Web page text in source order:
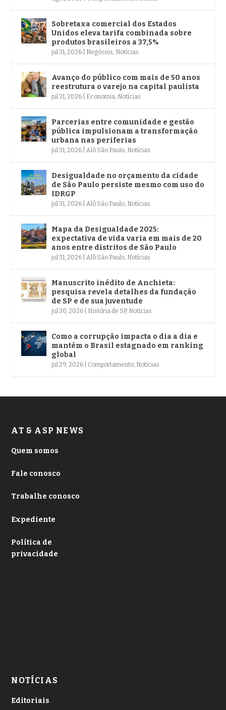
Sobretaxa comercial dos Estados
Unidos eleva tarifa combinada sobre
produtos brasileiros a 37,5%
jul 31, 2026 Negócios Notícias
Avanço do público com mais de 50 anos
reestrutura o varejo na capital paulista
jul 31, 2026 Economia Notícias
Parcerias entre comunidade e gestão
pública impulsionam a transformação
urbana nas periferias
jul 31, 2026 Alô São Paulo Notícias
Desigualdade no orçamento da cidade
de São Paulo persiste mesmo com uso do
IDRGP
jul 31, 2026 Alô São Paulo Notícias
Mapa da Desigualdade 2025:
expectativa de vida varia em mais de 20
anos entre distritos de São Paulo
jul 31, 2026 Alô São Paulo Notícias
Manuscrito inédito de Anchieta:
pesquisa revela detalhes da fundação
de SP e de sua juventude
jul 30, 2026 História de SP, Notícias
Como a corrupção impacta o dia a dia e
mantém o Brasil estagnado em ranking
global
jul 29, 2026 Comportamento Notícias
AT & ASP NEWS
Quem somos
Fale conosco
Trabalhe conosco
Expediente
Política de
privacidade
NOTÍCIAS
Editoriais